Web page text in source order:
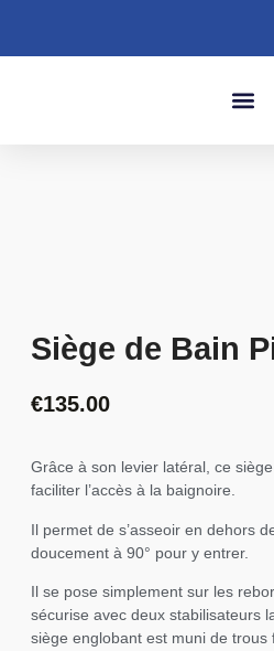
Siège de Bain
€135.00
Grâce à son levier latéral, ce
faciliter l’accès à la baignoire.
Il permet de s’asseoir en dehors
doucement à 90° pour y entrer.
Il se pose simplement sur les
sécurise avec deux stabilisateurs
siège englobant est muni de trous